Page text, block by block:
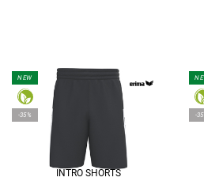
NEW
-35%
INTRO SHORTS
-